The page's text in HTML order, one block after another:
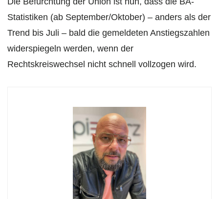
Statistiken (ab September/Oktober) – anders als der
Trend bis Juli – bald die gemeldeten Anstiegszahlen
widerspiegeln werden, wenn der
Rechtskreiswechsel nicht schnell vollzogen wird.